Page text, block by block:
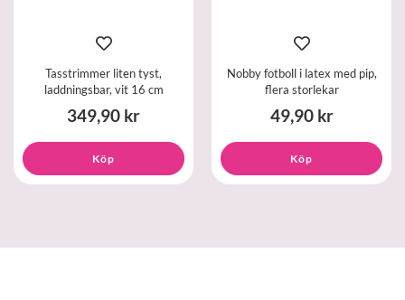
Tasstrimmer liten tyst,
laddningsbar, vit 16 cm
349,90 kr
Köp
Nobby fotboll i latex med pip,
flera storlekar
49,90 kr
Köp